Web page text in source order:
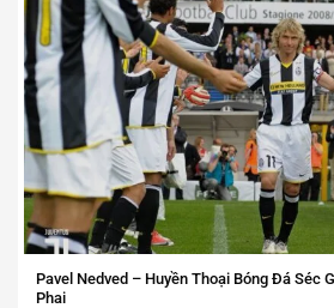
Pavel Nedved – Huyền Thoại Bóng Đá Séc
Phai